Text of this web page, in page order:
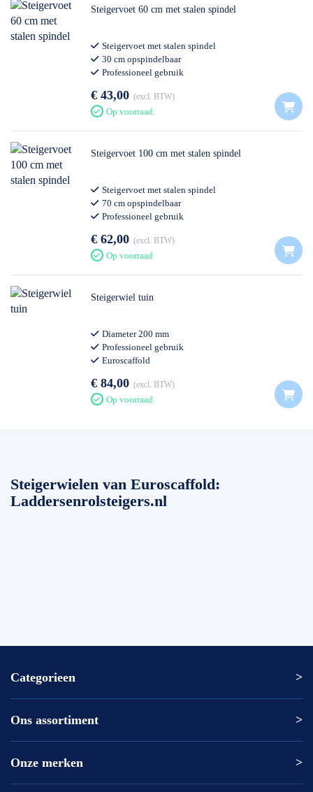
Steigervoet 60 cm met stalen spindel
Steigervoet met stalen spindel
30 cm opspindelbaar
Professioneel gebruik
€ 43,00 excl. BTW
Op voorraad
Steigervoet 100 cm met stalen spindel
Steigervoet met stalen spindel
70 cm opspindelbaar
Professioneel gebruik
€ 62,00 excl. BTW
Op voorraad
Steigerwiel tuin
Diameter 200 mm
Professioneel gebruik
Euroscaffold
€ 84,00 excl. BTW
Op voorraad
Steigerwielen van Euroscaffold:
Laddersenrolsteigers.nl
Categorieen
Altrex ladder
Altrex trap
Altrex kamersteiger
Rolsteiger kopen
Ons assortiment
Altrex
ASC
Onze merken